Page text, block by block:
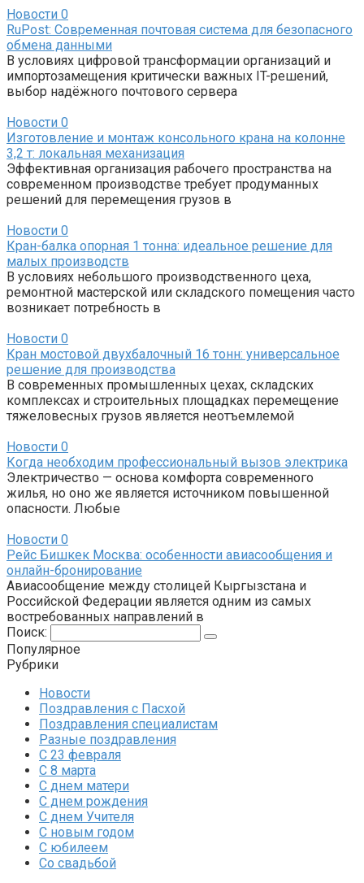
Новости 0
RuPost: Современная почтовая система для безопасного
обмена данными
В условиях цифровой трансформации организаций и
импортозамещения критически важных IT-решений,
выбор надёжного почтового сервера
Новости 0
Изготовление и монтаж консольного крана на колонне
3,2 т: локальная механизация
Эффективная организация рабочего пространства на
современном производстве требует продуманных
решений для перемещения грузов в
Новости 0
Кран-балка опорная 1 тонна: идеальное решение для
малых производств
В условиях небольшого производственного цеха,
ремонтной мастерской или складского помещения часто
возникает потребность в
Новости 0
Кран мостовой двухбалочный 16 тонн: универсальное
решение для производства
В современных промышленных цехах, складских
комплексах и строительных площадках перемещение
тяжеловесных грузов является неотъемлемой
Новости 0
Когда необходим профессиональный вызов электрика
Электричество — основа комфорта современного
жилья, но оно же является источником повышенной
опасности. Любые
Новости 0
Рейс Бишкек Москва: особенности авиасообщения и
онлайн-бронирование
Авиасообщение между столицей Кыргызстана и
Российской Федерации является одним из самых
востребованных направлений в
Поиск:
Популярное
Рубрики
Новости
Поздравления с Пасхой
Поздравления специалистам
Разные поздравления
С 23 февраля
С 8 марта
С днем матери
С днем рождения
С днем Учителя
С новым годом
С юбилеем
Со свадьбой